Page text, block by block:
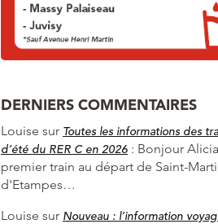
DERNIERS COMMENTAIRES
Louise sur Toutes les informations des
d’été du RER C en 2026 : Bonjour
premier train au départ de Saint-
d'Etampes…
Louise sur Nouveau : l’information